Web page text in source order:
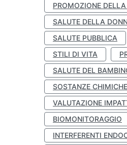
PROMOZIONE
SALUTE DELLA
SALUTE PUBBLICA
STILI DI VITA
SALUTE DEL
SOSTANZE CHIMICHE
VALUTAZIONE
BIOMONITORAGGIO
INTERFERENTI